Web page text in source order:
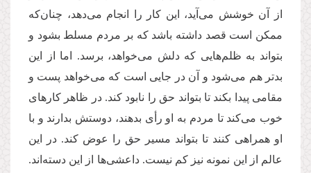
از آن خوشش می‌آید، این کار را انجام می‌دهد، چنان‌که
ممکن است قصد داشته باشد که بر مردم مسلط بشود و
بتواند به ظلم‌هایی که دلش می‌خواهد، برسد. اما از این
بدتر هم می‌شود و آن در جایی است که می‌خواهد پست و
مقامی پیدا بکند تا بتواند حق را نابود کند. در ظاهر کارهای
خوب می‌کند تا مردم به او رأی بدهند، دوستش بدارند و با
او همراهی کنند تا بتواند مسیر حق را عوض کند. در این
عالم از این نمونه نیز کم نیست. داعشی‌ها از این دسته‌اند.